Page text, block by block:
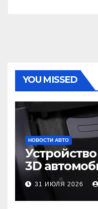
YOU MISSED
НОВОСТИ АВТО
3D
ковриков
31 ИЮЛЯ 2026